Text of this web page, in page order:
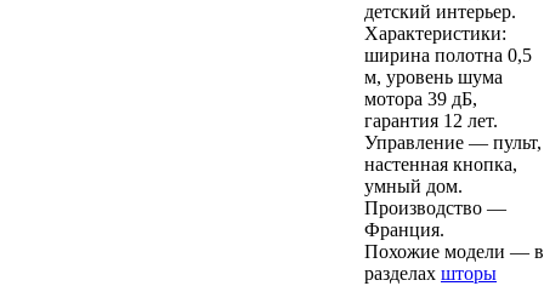
детский интерьер.
Характеристики:
ширина полотна 0,5
м, уровень шума
мотора 39 дБ,
гарантия 12 лет.
Управление — пульт,
настенная кнопка,
умный дом.
Производство —
Франция.
Похожие модели — в
разделах шторы